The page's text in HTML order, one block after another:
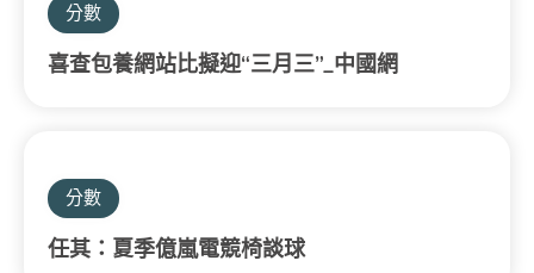
分數
喜查包養網站比擬迎“三月三”_中國網
分數
任其：夏季億嵐電競椅談球